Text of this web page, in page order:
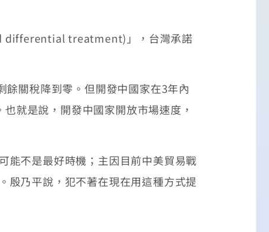
differential treatment)」，台灣承諾
關稅降到零。但開發中國家在3年內
就是說，開發中國家開放市場速度，
不是最好時機；主因目前中美貿易戰
殷乃平說，犯不著在現在用這種方式提